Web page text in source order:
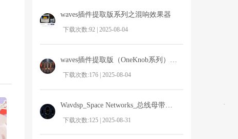
waves插件提取版系列之混响效果器
下载次数:92 | 2025-08-04
下载次数:176 | 2025-08-04
下载次数:125 | 2025-08-31